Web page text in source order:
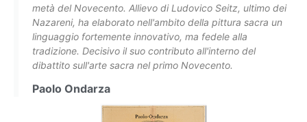
metà del Novecento. Allievo di Ludovico Seitz, ultimo dei
Nazareni, ha elaborato nell'ambito della pittura sacra un
linguaggio fortemente innovativo, ma fedele alla
tradizione. Decisivo il suo contributo all'interno del
dibattito sull'arte sacra nel primo Novecento.
Paolo Ondarza